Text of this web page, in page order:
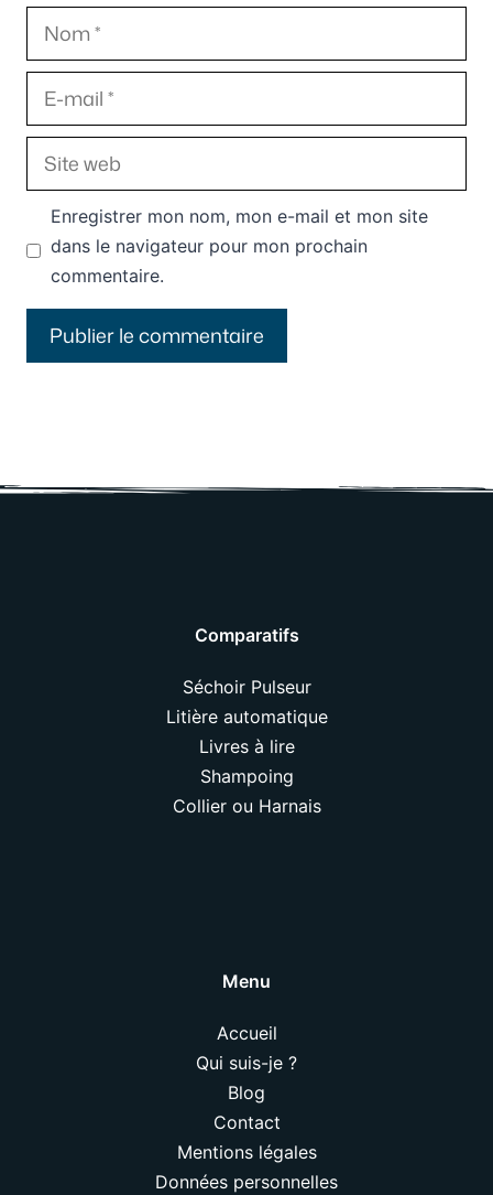
Nom
E-
mail
Site
web
Enregistrer mon nom, mon e-mail et mon site
dans le navigateur pour mon prochain
commentaire.
Comparatifs
Séchoir Pulseur
Litière automatique
Livres à lire
Shampoing
Collier ou Harnais
Menu
Accueil
Qui suis-je ?
Blog
Contact
Mentions légales
Données personnelles